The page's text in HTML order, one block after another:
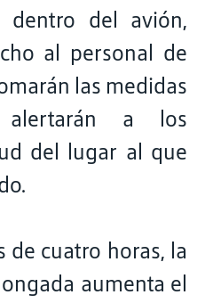
dentro del avión,
al personal de
las medidas
alertarán a los
del lugar al que
de cuatro horas, la
aumenta el